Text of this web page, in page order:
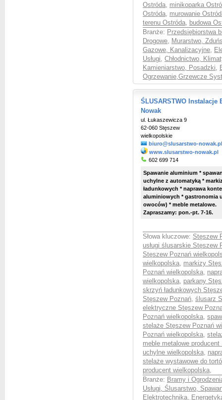
Ostróda, minikoparka
Ostróda, murowanie
terenu Ostróda, budowa
Branże: Przedsiębiorstwa
Drogowe, Murarstwo,
Gazowe, Kanalizacyjne,
Usługi, Chłodnictwo,
Kamieniarstwo, Posadzki,
Ogrzewanie,Grzewcze
ŚLUSARSTWO Instalacje
Nowak
ul. Łukaszewicza 9
62-060 Stęszew
wielkopolskie
biuro@slusarstwo-nowak.pl
www.slusarstwo-nowak.pl
602 699 714
Spawanie aluminium *
uchylne z automatyką *
ładunkowych * naprawa
aluminiowych * gastronomia
owoców) * meble metalowe.
Zapraszamy: pon.-pt. 7-16.
Słowa kluczowe: Stęszew
usługi ślusarskie Stęszew
Stęszew Poznań
wielkopolska, markizy
Poznań wielkopolska,
wielkopolska, parkany
skrzyń ładunkowych
Stęszew Poznań, ślusarz
elektryczne Stęszew
Poznań wielkopolska,
stelaże Stęszew Poznań
Poznań wielkopolska,
meble metalowe
uchylne wielkopolska,
stelaże wystawowe do
producent wielkopolska,
Branże: Bramy i
Usługi, Ślusarstwo,
Elektrotechnika,